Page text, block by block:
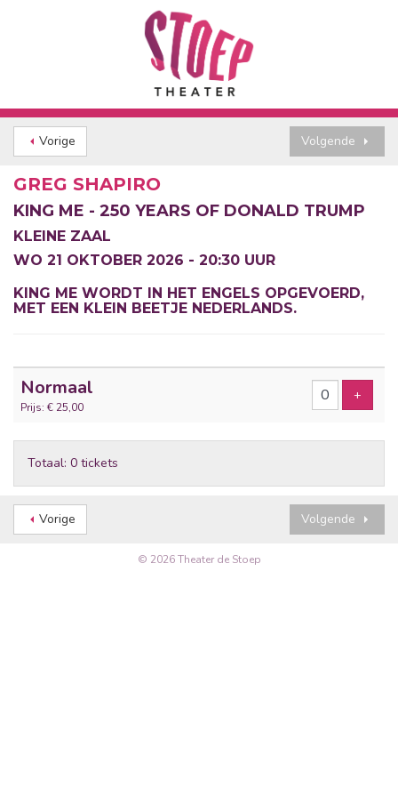
Vorige Volgende
GREG SHAPIRO
KING ME - 250 YEARS OF DONALD TRUMP
KLEINE ZAAL
WO 21 OKTOBER 2026 - 20:30 UUR
KING ME WORDT IN HET ENGELS OPGEVOERD,
MET EEN KLEIN BEETJE NEDERLANDS.
Aantal
Normaal
Prijs: € 25,00
+
Totaal: 0 tickets
Vorige Volgende
© 2026 Theater de Stoep